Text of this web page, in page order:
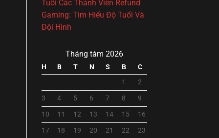
Tuổi Các Thành Viên Refund
Gaming: Tìm Hiểu Độ Tuổi Và
Đội Hình
Tháng tám 2026
H B T N S B
C
1
2
3
4 5 6 7 8
9
10
11 12 13 14 15
16
17
18 19 20 21 22
23